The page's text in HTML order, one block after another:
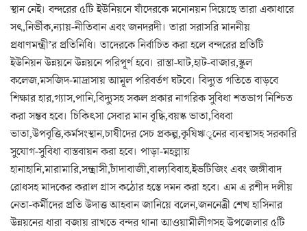
স্থান নেই। বন্দরের ৫টি ইউনিয়নে যাঁদেরকে মনোনয়ন দিয়েছে তারা একাধারে
সৎ,নির্ভীক,ন্যায়-নীতিবান এবং জনদরদী। তারা সরাসরি মাননীয়
প্রধাণমন্ত্রী’র প্রতিনিধি। তাদেরকে নির্বাচিত করা হলে বন্দরের প্রতিটি
ইউনিয়ন উন্নয়নে উন্নয়নে পরিপূর্ণ হবে। রাস্তা-ঘাট,হাট-বাজার,স্কুল
কলেজ,মসজিদ-মাদ্রাসায় আমূল পরিবর্তণ ঘটবে। বিদ্যুত গতিতে বাড়বে
শিক্ষার হার,গ্যাস,পানি,বিদ্যুসহ সকল প্রকার নাগরিক সুবিধা শতভাগ নিশ্চিত
করা সম্ভব হবে। চিকিৎসা সেবার মান বৃদ্ধি,বয়স্ক ভাতা,বিধবা
ভাতা,উপবৃত্তি,কর্মসংস্থান,চাষীদের সেচ প্রকল্প,কৃষিঋৃনের ব্যবস্থাসহ সরকারি
সুযোগ-সুবিধা বাস্তবায়ন করা হবে। পাড়া-মহল্লায়
হানাহানি,মারামারি,সন্ত্রাসী,চাঁদাবাজী,বাল্যবিবাহ,ইভটিজিং এবং জঙ্গীবাদ
রোধসহ মাদকের করাল গ্রাস কঠোর হস্তে দমন করা হবে। এম এ রশীদ দলীয়
নেতা-কর্মীদের প্রতি উদাত্ত আহবান জানিয়ে বলেন,জননেত্রী শেখ হাসিনার
উন্নয়নের ধারা বজায় রাখতে বন্দর থানা আওয়ামীলীগসহ উপজেলার ৫টি